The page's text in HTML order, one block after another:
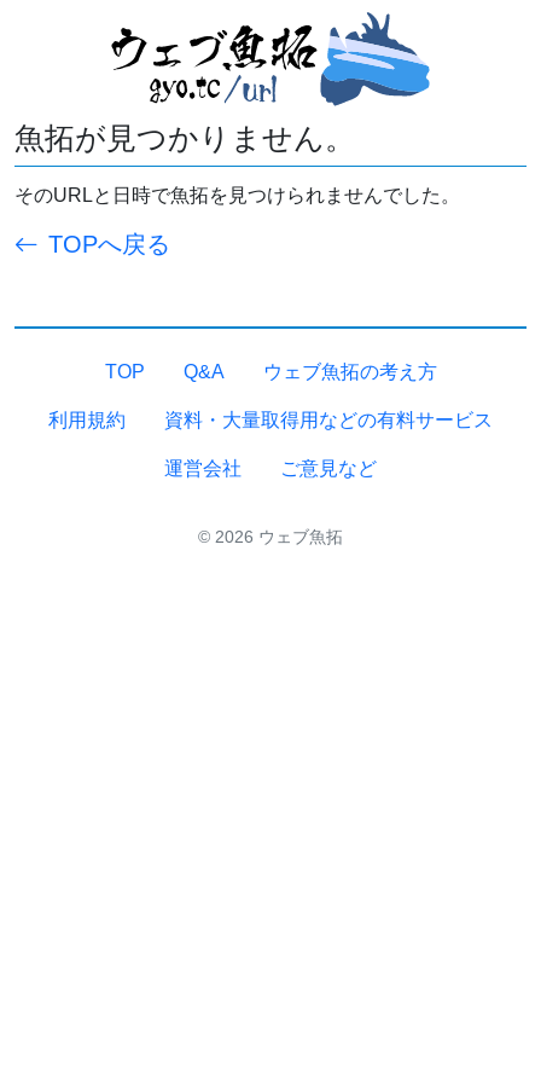
魚拓が見つかりません。
そのURLと日時で魚拓を見つけられませんでした。
TOPへ戻る
TOP Q&A ウェブ魚拓の考え方
利用規約 資料・大量取得用などの有料サービス
運営会社 ご意見など
© 2026 ウェブ魚拓